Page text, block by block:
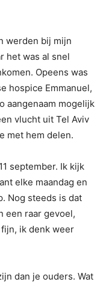
werden bij mijn
het was al snel
Opeens was
hospice Emmanuel,
aangenaam mogelijk
vlucht uit Tel Aviv
met hem delen.
september. Ik kijk
elke maandag en
Nog steeds is dat
een raar gevoel,
ik denk weer
dan je ouders. Wat